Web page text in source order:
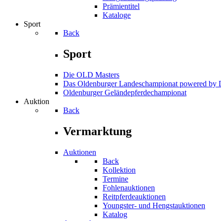
Prämientitel
Kataloge
Sport
Back
Sport
Die OLD Masters
Das Oldenburger Landeschampionat powered by
Oldenburger Geländepferde­championat
Auktion
Back
Vermarktung
Auktionen
Back
Kollektion
Termine
Fohlenauktionen
Reitpferdeauktionen
Youngster- und Hengstauktionen
Katalog